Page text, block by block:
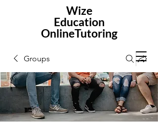
Wize
Education
OnlineTutoring
Groups